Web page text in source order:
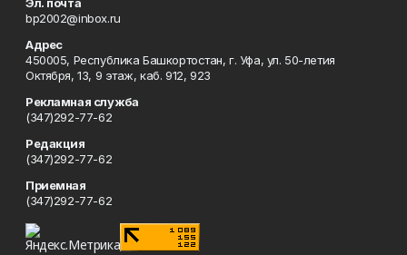
bp2002@inbox.ru
Адрес
450005, Республика Башкортостан, г. Уфа, ул. 50-летия
Октября, 13, 9 этаж, каб. 912, 923
Рекламная служба
(347)292-77-62
Редакция
(347)292-77-62
Приемная
(347)292-77-62